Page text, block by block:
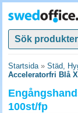
Startsida» Städ,
Acceleratorfri Blå
100st/fp